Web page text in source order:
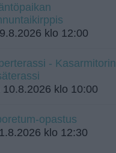
klo 12:00
- Kasarmitorin
10.8.2026 klo 10:00
opastus
klo 12:30